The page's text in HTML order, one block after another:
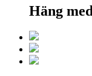
Häng